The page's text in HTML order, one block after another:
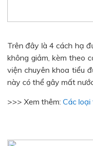
Trên đây là 4 cách hạ
không giảm, kèm theo
viện chuyên khoa tiểu
này có thể gây mất
>>> Xem thêm: Các